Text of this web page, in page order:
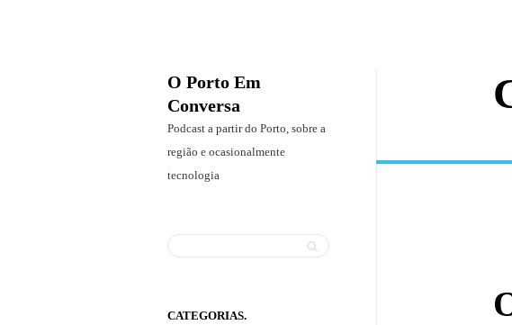
O Porto Em
Conversa
P
o
d
p
Podcast a partir do Porto, sobre a
região e ocasionalmente
tecnologia
a
Search
CATEGORIAS